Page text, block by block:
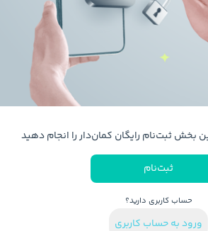
بخش ثبت‌نام رایگان کمان‌دار را انجام دهید
ثبت‌نام
حساب کاربری دارید؟
ورود به حساب کاربری